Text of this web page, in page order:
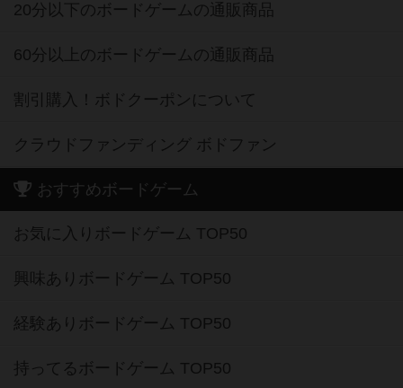
20分以下のボードゲームの通販商品
60分以上のボードゲームの通販商品
割引購入！ボドクーポンについて
クラウドファンディング ボドファン
おすすめボードゲーム
お気に入りボードゲーム TOP50
興味ありボードゲーム TOP50
経験ありボードゲーム TOP50
持ってるボードゲーム TOP50